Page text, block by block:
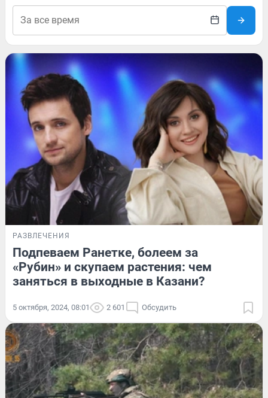
РАЗВЛЕЧЕНИЯ
Подпеваем Ранетке, болеем за
«Рубин» и скупаем растения: чем
заняться в выходные в Казани?
5 октября, 2024, 08:01 2 601 Обсудить